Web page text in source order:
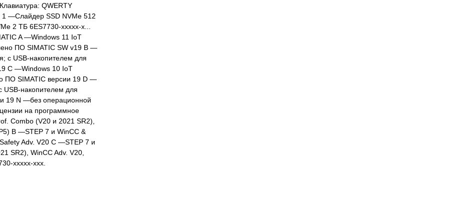
QWERTY
—Слайдер SSD NVMe 512
2 ТБ 6ES7730-xxxxx-x...
A —Windows 11 IoT
ПО SIMATIC SW v19 B —
с USB-накопителем для
C —Windows 10 IoT
ПО SIMATIC версии 19 D —
USB-накопителем для
19 N —без операционной
на программное
Combo (V20 и 2021 SR2),
B —STEP 7 и WinCC &
Adv. V20 C —STEP 7 и
SR2), WinCC Adv. V20,
xxxxx-xxx.